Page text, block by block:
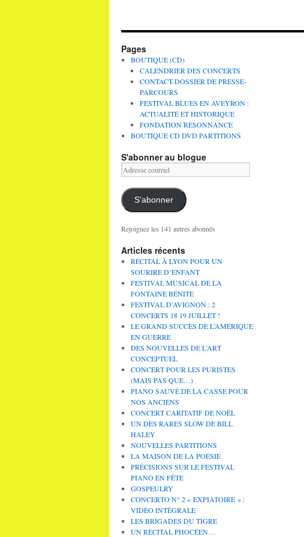
Pages
BOUTIQUE (CD)
CALENDRIER DES CONCERTS
CONTACT-DOSSIER DE PRESSE-
PARCOURS
FESTIVAL BLUES EN AVEYRON :
ACTUALITÉ ET HISTORIQUE
FONDATION RÉSONNANCE
BOUTIQUE CD DVD PARTITIONS
S'abonner au blogue
Adresse
courriel
S'abonner
Rejoignez les 141 autres abonnés
Articles récents
RÉCITAL À LYON POUR UN
SOURIRE D’ENFANT
FESTIVAL MUSICAL DE LA
FONTAINE BÉNITE
FESTIVAL D’AVIGNON : 2
CONCERTS 18 19 JUILLET !
LE GRAND SUCCÈS DE L’AMÉRIQUE
EN GUERRE
DES NOUVELLES DE L’ART
CONCEPTUEL
CONCERT POUR LES PURISTES
(MAIS PAS QUE…)
PIANO SAUVÉ DE LA CASSE POUR
NOS ANCIENS
CONCERT CARITATIF DE NOËL
UN DES RARES SLOW DE BILL
HALEY
NOUVELLES PARTITIONS
LA MAISON DE LA POÉSIE
PRÉCISIONS SUR LE FESTIVAL
PIANO EN FÊTE
GOSPEULRY
CONCERTO N° 2 « EXPIATOIRE » :
VIDÉO INTÉGRALE
LES BRIGADES DU TIGRE
UN RÉCITAL PHOCÉEN…